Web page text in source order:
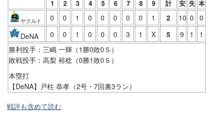
1 2 3 4 5 6 7 8 9 計 安 失 本
ヤクルト 0 0 1 0 0 0 0 0 1 2 10 0
0
DeNA
0 0 1 0 0 0 3 1 X 5 9 1
1
勝利投手：三嶋 一輝（1勝0敗0Ｓ）
敗戦投手：高梨 裕稔（0勝1敗0Ｓ）
本塁打
【DeNA】戸柱 恭孝（2号・7回裏3ラン）
戦評も含めて読む